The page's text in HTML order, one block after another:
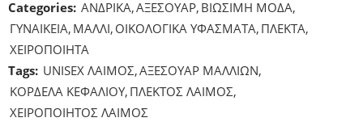
Categories: ΑΝΔΡΙΚΑ,ΑΞΕΣΟΥΑΡ, ΒΙΩΣΙΜΗ ΜΟΔΑ,
ΓΥΝΑΙΚΕΙΑ, ΜΑΛΛΙ, ΟΙΚΟΛΟΓΙΚΑ ΥΦΑΣΜΑΤΑ, ΠΛΕΚΤΑ,
ΧΕΙΡΟΠΟΙΗΤΑ
Tags: UNISEX ΛΑΙΜΟΣ,ΑΞΕΣΟΥΑΡ ΜΑΛΛΙΩΝ,
ΚΟΡΔΕΛΑ ΚΕΦΑΛΙΟΥ, ΠΛΕΚΤΟΣ ΛΑΙΜΟΣ,
ΧΕΙΡΟΠΟΙΗΤΟΣ ΛΑΙΜΟΣ